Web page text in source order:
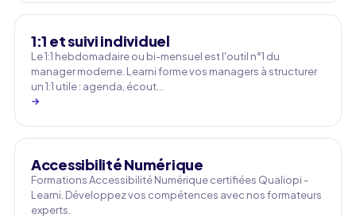
1:1 et suivi individuel
Le 1:1 hebdomadaire ou bi-mensuel est l'outil n°1 du
manager moderne. Learni forme vos managers à structurer
un 1:1 utile : agenda, écout…
→
Accessibilité Numérique
Formations Accessibilité Numérique certifiées Qualiopi -
Learni. Développez vos compétences avec nos formateurs
experts.